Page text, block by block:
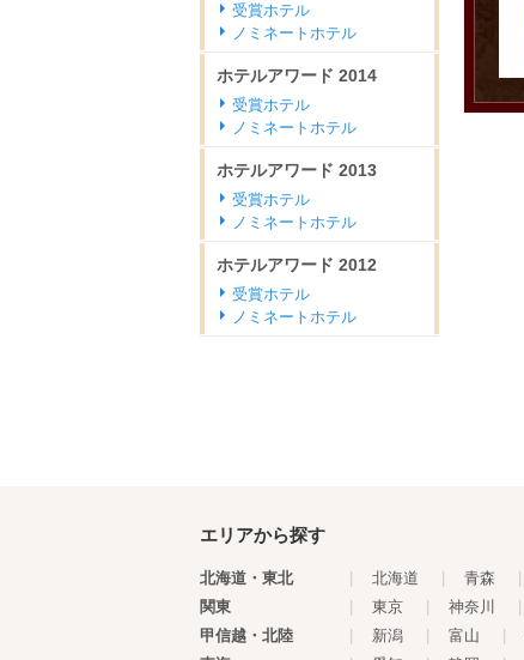
受賞ホテル
ノミネートホテル
ホテルアワード 2014
受賞ホテル
ノミネートホテル
ホテルアワード 2013
受賞ホテル
ノミネートホテル
ホテルアワード 2012
受賞ホテル
ノミネートホテル
エリアから探す
北海道・東北 北海道 青森
関東
東京 神奈川
甲信越・北陸
新潟 富山